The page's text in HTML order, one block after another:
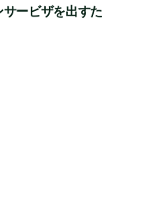
ービザを出すた